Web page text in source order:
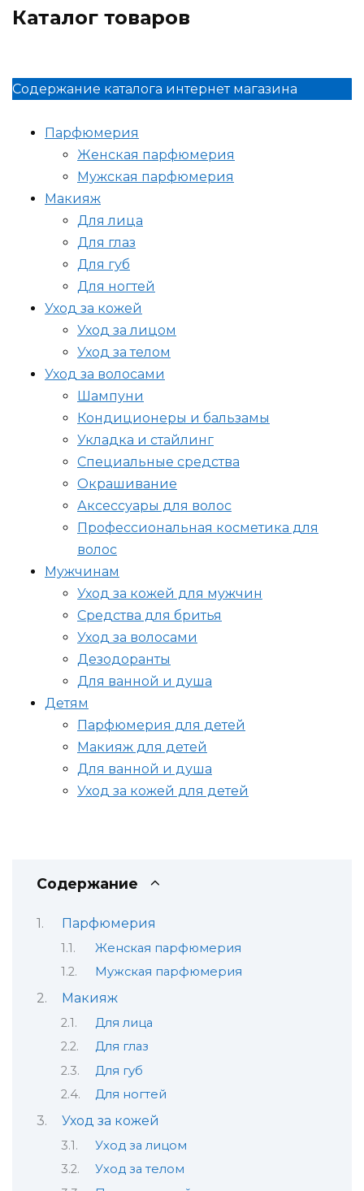
Каталог товаров
Содержание каталога интернет магазина
Парфюмерия
Женская парфюмерия
Мужская парфюмерия
Макияж
Для лица
Для глаз
Для губ
Для ногтей
Уход за кожей
Уход за лицом
Уход за телом
Уход за волосами
Шампуни
Кондиционеры и бальзамы
Укладка и стайлинг
Специальные средства
Окрашивание
Аксессуары для волос
Профессиональная косметика для
волос
Мужчинам
Уход за кожей для мужчин
Средства для бритья
Уход за волосами
Дезодоранты
Для ванной и душа
Детям
Парфюмерия для детей
Макияж для детей
Для ванной и душа
Уход за кожей для детей
Содержание
Парфюмерия
Женская парфюмерия
Мужская парфюмерия
Макияж
Для лица
Для глаз
Для губ
Для ногтей
Уход за кожей
Уход за лицом
Уход за телом